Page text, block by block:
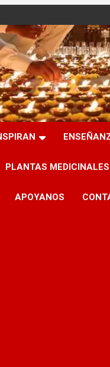
PLANTAS MEDICINALES
APOYANOS